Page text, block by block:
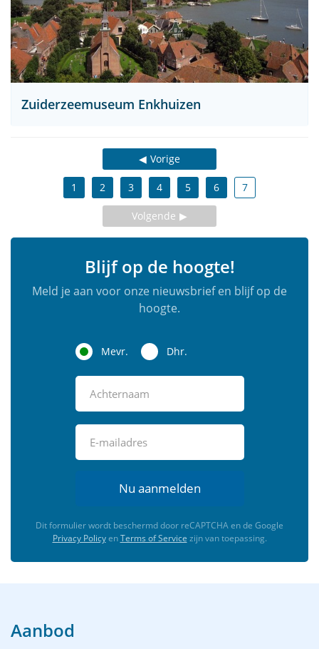
Zuiderzeemuseum Enkhuizen
Vorige
1 2 3 4 5 6 7
Volgende
Blijf op de hoogte!
Meld je aan voor onze nieuwsbrief en blijf op de
hoogte.
Mevr. Dhr.
Nu aanmelden
Dit formulier wordt beschermd door reCAPTCHA en de Google
Privacy PolicyenTerms of Service zijn van toepassing.
Aanbod